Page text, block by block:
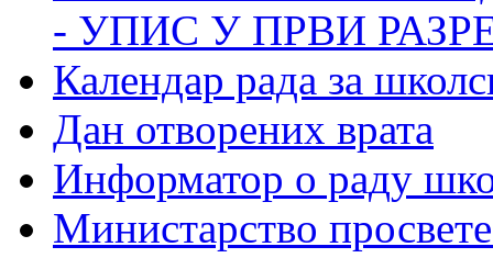
- УПИС У ПРВИ
Календар рада за
Дан отворених врата
Информатор о раду
Министарство